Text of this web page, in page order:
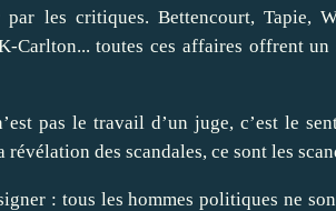
par les critiques. Bettencourt, Tapie,
Carlton... toutes ces affaires offrent
pas le travail d’un juge, c’est le
révélation des scandales, ce sont les
: tous les hommes politiques ne